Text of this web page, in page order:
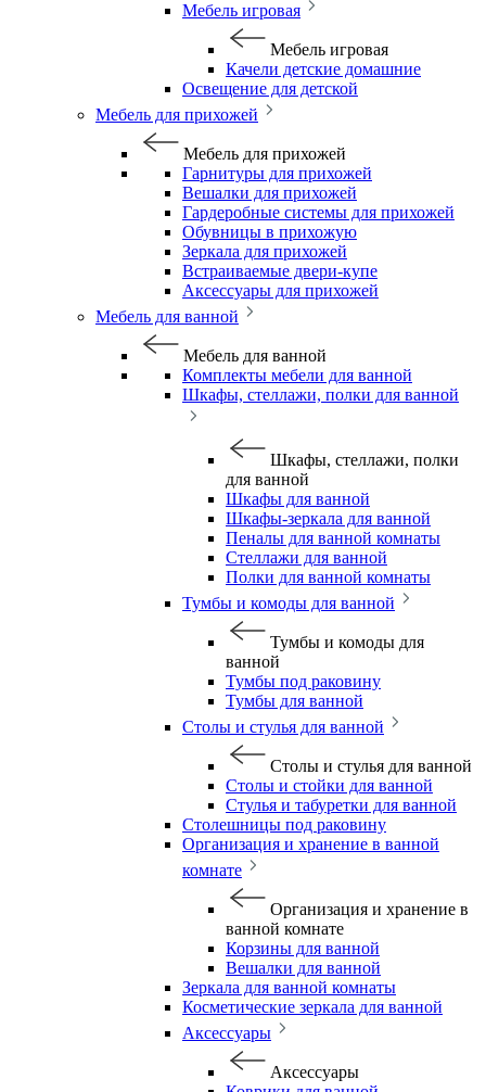
Мебель игровая
Мебель игровая
Качели детские домашние
Освещение для детской
Мебель для прихожей
Мебель для прихожей
Гарнитуры для прихожей
Вешалки для прихожей
Гардеробные системы для прихожей
Обувницы в прихожую
Зеркала для прихожей
Встраиваемые двери-купе
Аксессуары для прихожей
Мебель для ванной
Мебель для ванной
Комплекты мебели для ванной
Шкафы, стеллажи, полки для ванной
Шкафы, стеллажи, полки
для ванной
Шкафы для ванной
Шкафы-зеркала для ванной
Пеналы для ванной комнаты
Стеллажи для ванной
Полки для ванной комнаты
Тумбы и комоды для ванной
Тумбы и комоды для
ванной
Тумбы под раковину
Тумбы для ванной
Столы и стулья для ванной
Столы и стулья для ванной
Столы и стойки для ванной
Стулья и табуретки для ванной
Столешницы под раковину
Организация и хранение в ванной
комнате
Организация и хранение в
ванной комнате
Корзины для ванной
Вешалки для ванной
Зеркала для ванной комнаты
Косметические зеркала для ванной
Аксессуары
Аксессуары